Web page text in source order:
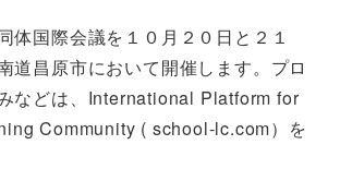
体国際会議を１０月２０日と２１
道昌原市において開催します。プロ
などは、International Platform for
Community ( school-lc.com）を